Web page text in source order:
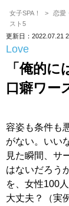
女子SPA！ 恋愛
スト5
更新日：2022.07.21
Love
「俺的
口癖ワー
容姿も条件も
がない。いい
見た瞬間、サ
はないだろう
を、女性100
大丈夫？（実